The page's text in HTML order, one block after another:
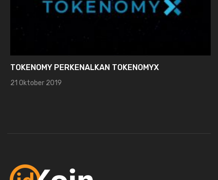
TOKENOMY PERKENALKAN TOKENOMYX
21 Oktober 2019